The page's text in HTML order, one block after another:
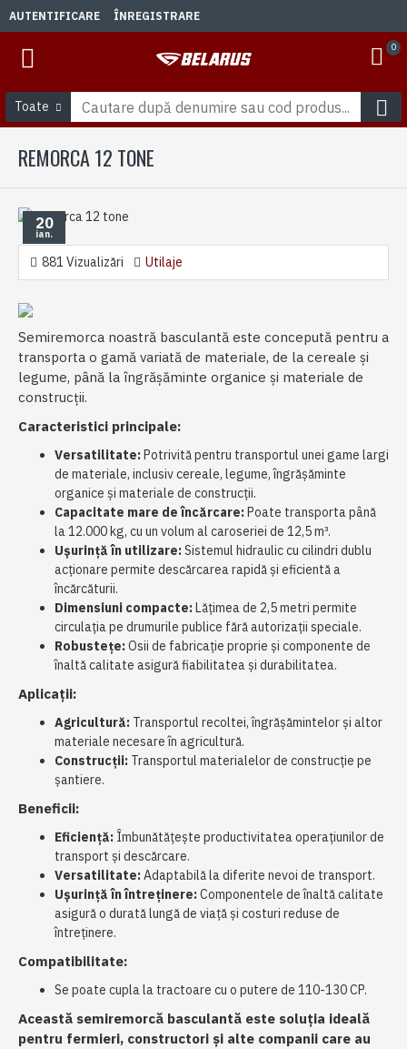
AUTENTIFICARE ÎNREGISTRARE
0
Toate
REMORCA 12 TONE
20
ian.
881 Vizualizări Utilaje
Semiremorca noastră basculantă este concepută pentru a
transporta o gamă variată de materiale, de la cereale și
legume, până la îngrășăminte organice și materiale de
construcții.
Caracteristici principale:
Versatilitate: Potrivită pentru transportul unei game largi
de materiale, inclusiv cereale, legume, îngrășăminte
organice și materiale de construcții.
Capacitate mare de încărcare: Poate transporta până
la 12.000 kg, cu un volum al caroseriei de 12,5 m³.
Ușurință în utilizare:Sistemul hidraulic cu cilindri dublu
acționare permite descărcarea rapidă și eficientă a
încărcăturii.
Dimensiuni compacte: Lățimea de 2,5 metri permite
circulația pe drumurile publice fără autorizații speciale.
Robustețe:Osii de fabricație proprie și componente de
înaltă calitate asigură fiabilitatea și durabilitatea.
Aplicații:
Agricultură: Transportul recoltei, îngrășămintelor și altor
materiale necesare în agricultură.
Construcții: Transportul materialelor de construcție pe
șantiere.
Beneficii:
Eficiență: Îmbunătățește productivitatea operațiunilor de
transport și descărcare.
Versatilitate:Adaptabilă la diferite nevoi de transport.
Ușurință în întreținere:Componentele de înaltă calitate
asigură o durată lungă de viață și costuri reduse de
întreținere.
Compatibilitate:
Se poate cupla la tractoare cu o putere de 110-130 CP.
Această semiremorcă basculantă este soluția ideală
pentru fermieri, constructori și alte companii care au